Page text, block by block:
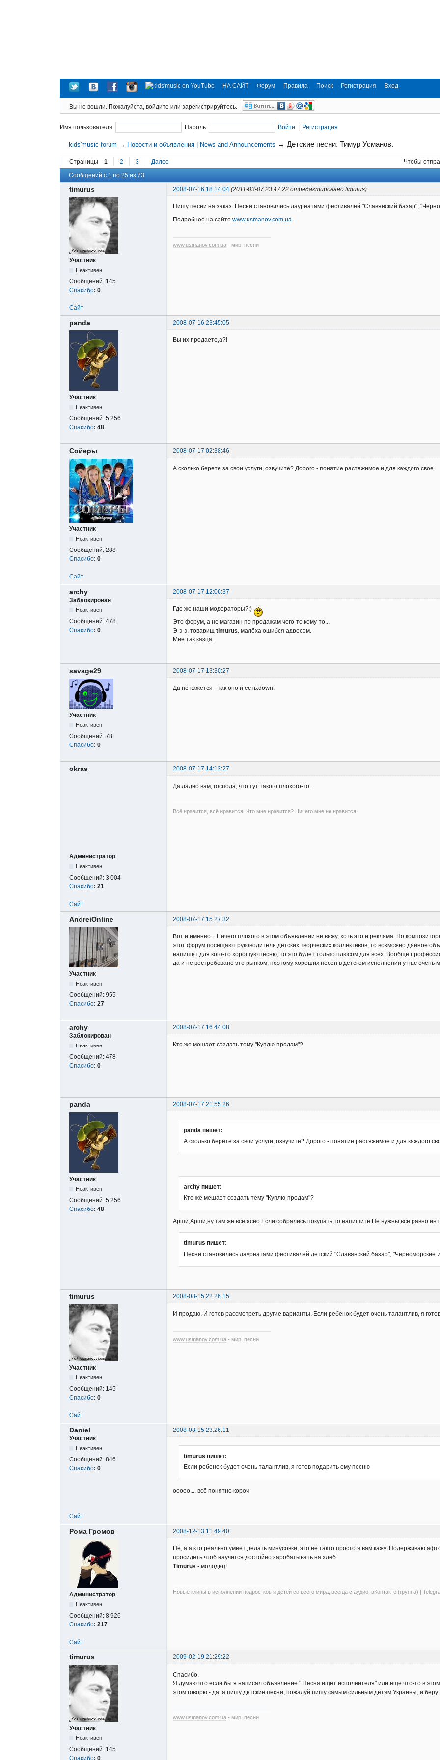
НА САЙТ Форум Правила Поиск Регистрация Вход
Вы не вошли. Пожалуйста, войдите или зарегистрируйтесь.
Имя пользователя: Пароль: Войти | Регистрация
kids'music forum → Новости и объявления | News and Announcements →Детские песни. Тимур Усманов.
Страницы 1 2 3 Далее
Чтобы
Сообщений с 1 по 25 из 73
timurus 2008-07-16 18:14:04 (2011-03-07 23:47:22 отредактировано timurus)
Участник
Неактивен
Сообщений: 145
Спасибо: 0
Пишу песни на заказ. Песни становились лауреатами фестивалей "Славянский базар",
Подробнее на сайте www.usmanov.com.ua
www.usmanov.com.ua - мир песни
Сайт
panda 2008-07-16 23:45:05
Участник
Неактивен
Сообщений: 5,256
Спасибо: 48
Вы их продаете,а?!
Сойеры 2008-07-17 02:38:46
Участник
Неактивен
Сообщений: 288
Спасибо: 0
А сколько берете за свои услуги, озвучите? Дорого - понятие растяжимое и для каждого свое.
Сайт
archy
2008-07-17 12:06:37
Заблокирован
Неактивен
Сообщений: 478
Спасибо: 0
Где же наши модераторы?;)
Это форум, а не магазин по продажам чего-то кому-то...
Э-э-э, товарищ timurus, малёха ошибся адресом.
Мне так казца.
savage29 2008-07-17 13:30:27
Участник
Неактивен
Сообщений: 78
Спасибо: 0
Да не кажется - так оно и есть:down:
okras 2008-07-17 14:13:27
Администратор
Неактивен
Сообщений: 3,004
Спасибо: 21
Да ладно вам, господа, что тут такого плохого-то...
Всё нравится, всё нравится. Что мне нравится? Ничего мне не нравится.
Сайт
AndreiOnline 2008-07-17 15:27:32
Участник
Неактивен
Сообщений: 955
Спасибо: 27
Вот и именно... Ничего плохого в этом объявлении не вижу, хоть это и реклама. Но
этот форум посещают руководители детских творческих коллективов, то возможно данное
напишет для кого-то хорошую песню, то это будет только плюсом для всех. Вообще
да и не востребовано это рынком, поэтому хороших песен в детском исполнении у нас очень
archy
2008-07-17 16:44:08
Заблокирован
Неактивен
Сообщений: 478
Спасибо: 0
Кто же мешает создать тему "Куплю-продам"?
panda 2008-07-17 21:55:26
Участник
Неактивен
Сообщений: 5,256
Спасибо: 48
panda пишет:
А сколько берете за свои услуги, озвучите? Дорого - понятие растяжимое и для каждого
archy пишет:
Кто же мешает создать тему "Куплю-продам"?
Арши,Арши,ну там же все ясно.Если собрались покупать,то напишите.Не нужны,все равно
timurus пишет:
Песни становились лауреатами фестивалей детский "Славянский базар", "Черноморские
timurus 2008-08-15 22:26:15
Участник
Неактивен
Сообщений: 145
Спасибо: 0
И продаю. И готов рассмотреть другие варианты. Если ребенок будет очень талантлив, я
www.usmanov.com.ua - мир песни
Сайт
Daniel
2008-08-15 23:26:11
Участник
Неактивен
Сообщений: 846
Спасибо: 0
timurus пишет:
Если ребенок будет очень талантлив, я готов подарить ему песню
ооооо.... всё понятно короч
Сайт
Рома Громов 2008-12-13 11:49:40
Администратор
Неактивен
Сообщений: 8,926
Спасибо: 217
Не, а а кто реально умеет делать минусовки, это не такто просто я вам кажу. Подерживаю
просидеть чтоб научится достойно заробатывать на хлеб.
Timurus - молодец!
Новые клипы в исполнении подростков и детей со всего мира, всегда с аудио: вКонтакте (группа) |
Сайт
timurus 2009-02-19 21:29:22
Участник
Неактивен
Сообщений: 145
Спасибо: 0
Спасибо.
Я думаю что если бы я написал объявление " Песня ищет исполнителя" или еще что-то в
этом говорю - да, я пишу детские песни, пожалуй пишу самым сильным детям Украины, и беру
www.usmanov.com.ua - мир песни